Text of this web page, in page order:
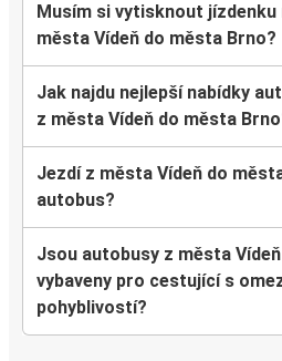
Musím si vytisknout jízdenku
města Vídeň do města Brno?
Jak najdu nejlepší nabídky
z města Vídeň do města
Jezdí z města Vídeň do
autobus?
Jsou autobusy z města
vybaveny pro cestující s
pohyblivostí?